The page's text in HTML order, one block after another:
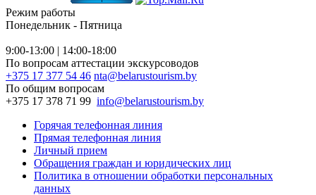
Режим работы
Понедельник - Пятница
9:00-13:00 | 14:00-18:00
По вопросам аттестации экскурсоводов
+375 17 377 54 46 nta@belarustourism.by
По общим вопросам
+375 17 378 71 99 info@belarustourism.by
Горячая телефонная линия
Прямая телефонная линия
Личный прием
Обращения граждан и юридических лиц
Политика в отношении обработки персональных
данных